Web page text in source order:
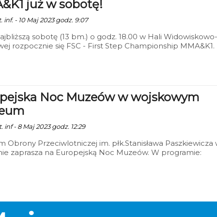
już w sobotę!
inf. - 10 Maj 2023 godz. 9:07
sobotę (13 bm.) o godz. 18.00 w Hali Widowiskowo-
rozpocznie się FSC - First Step Championship MMA&K1.
jest na godzinę 18:00, a wstęp na ważenie dla na
Noc Muzeów w wojskowym
inf - 8 Maj 2023 godz. 12:29
Obrony Przeciwlotniczej im. płk.Stanisława Paszkiewicza
zaprasza na Europejską Noc Muzeów. W programie: